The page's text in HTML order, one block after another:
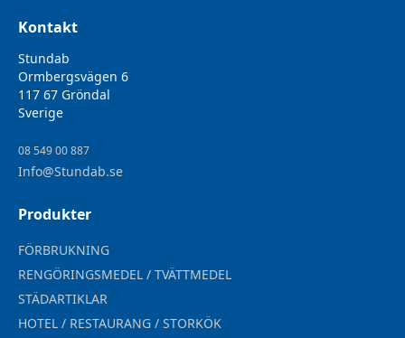
Kontakt
Stundab
Ormbergsvägen 6
117 67 Gröndal
Sverige
08 549 00 887
Info@Stundab.se
Produkter
FÖRBRUKNING
RENGÖRINGSMEDEL / TVÄTTMEDEL
STÄDARTIKLAR
HOTEL / RESTAURANG / STORKÖK